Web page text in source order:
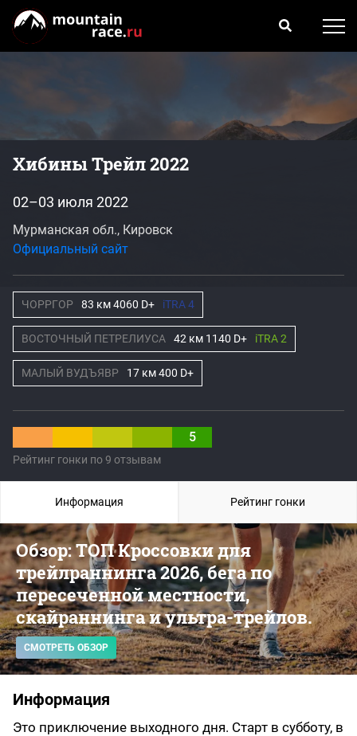
Хибины Трейл 2022
5
Рейтинг гонки по 9 отзывам
02–03 июля 2022
Мурманская обл., Кировск
Официальный сайт
ЧОРРГОР 83 км 4060 D+ iTRA 4
ВОСТОЧНЫЙ ПЕТРЕЛИУСА 42 км 1140 D+ iTRA 2
МАЛЫЙ ВУДЪЯВР 17 км 400 D+
Обзор: ТОП Кроссовки для
трейлраннинга 2026, бега по
пересеченной местности,
скайраннинга и ультра-трейлов.
СМОТРЕТЬ ОБЗОР
Информация
Это приключение выходного дня. Старт в субботу, в
Информация Рейтинг гонки